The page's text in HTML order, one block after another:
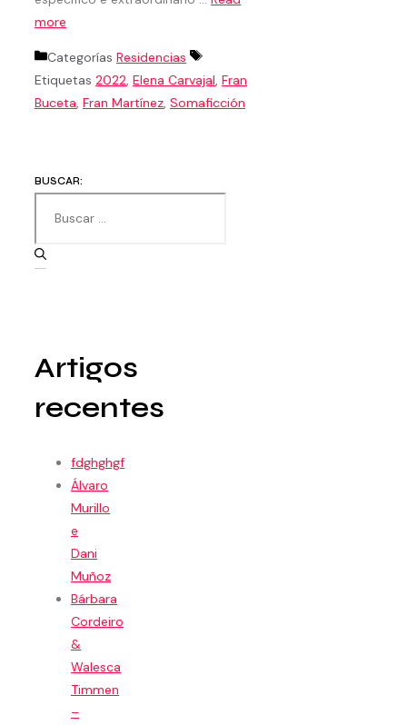
more
Categorías Residencias
Etiquetas 2022, Elena Carvajal, Fran
Buceta, Fran Martínez, Somaficción
BUSCAR:
Artigos
recentes
fdghghgf
Álvaro
Murillo
e
Dani
Muñoz
Bárbara
Cordeiro
&
Walesca
Timmen
–